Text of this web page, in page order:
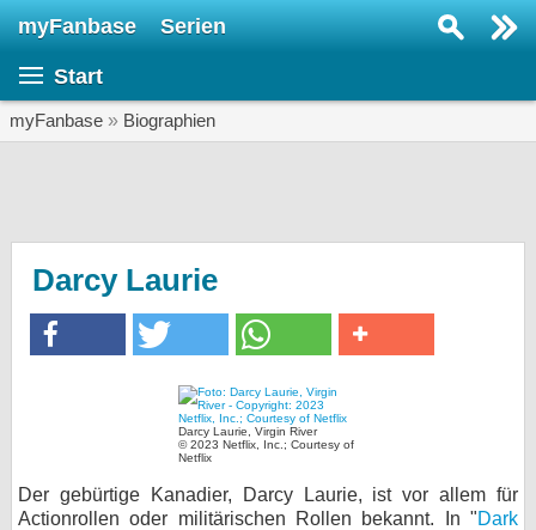
myFanbase Serien
Start
myFanbase » Biographien
Darcy Laurie
Darcy Laurie, Virgin River
© 2023 Netflix, Inc.; Courtesy of
Netflix
Der gebürtige Kanadier, Darcy Laurie, ist vor allem für
Actionrollen oder militärischen Rollen bekannt. In "Dark
Veranstaltungen
KULTUR
Specials
SERVICE
Forum